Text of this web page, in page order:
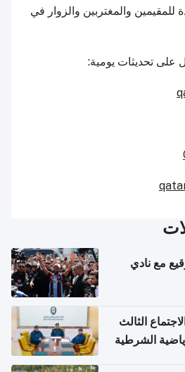
للمقيمين والمغتربين والزوار في
على تحديثات يومية:
مع نادي
الثالث
الشرطية